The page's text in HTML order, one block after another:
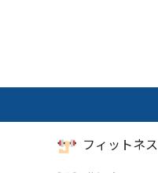
フィットネス